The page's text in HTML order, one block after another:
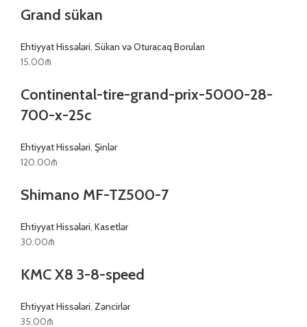
Grand sükan
Ehtiyyat Hissələri Sükan və Oturacaq Boruları
15.00₼
Continental-tire-grand-prix-5000-28-
700-x-25c
Ehtiyyat Hissələri Şinlər
120.00₼
Shimano MF-TZ500-7
Ehtiyyat Hissələri Kasetlər
30.00₼
KMC X8 3-8-speed
Ehtiyyat Hissələri Zəncirlər
35.00₼